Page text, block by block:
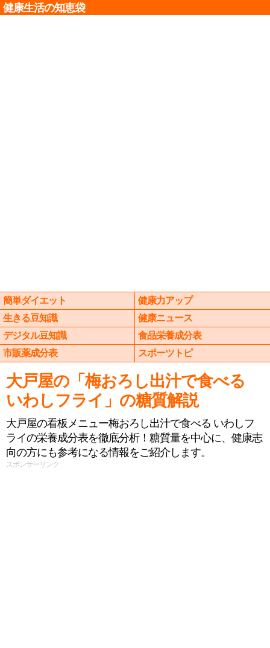
健康生活の知恵袋
簡単ダイエット
健康力アップ
生きる豆知識
健康ニュース
デジタル豆知識
食品栄養成分表
市販薬成分表
スポーツトピ
大戸屋の「梅おろし出汁で食べる
いわしフライ」の糖質解説
大戸屋の看板メニュー梅おろし出汁で食べる いわしフ
ライの栄養成分表を徹底分析！糖質量を中心に、健康志
向の方にも参考になる情報をご紹介します。
スポンサーリンク